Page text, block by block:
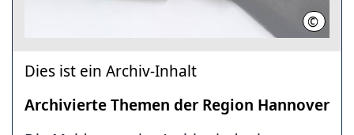
©
Dies ist ein Archiv-Inhalt
Archivierte Themen der Region Hannover